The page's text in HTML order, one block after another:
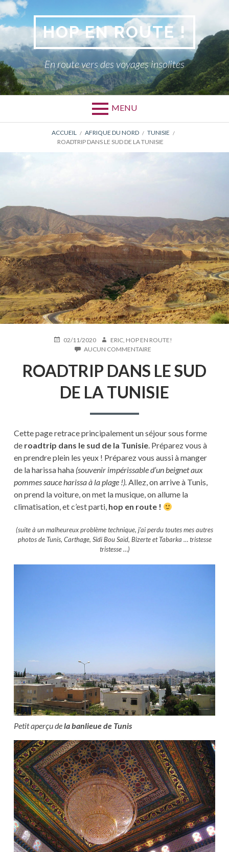
Aller
au
contenu
HOP EN ROUTE !
En route vers des voyages insolites
MENU
D'ARIANE
ACCUEIL AFRIQUE DU NORD
TUNISIE
ROADTRIP DANS LE SUD DE LA TUNISIE
PUBLIÉ02/11/2020 AUTEUR
ERIC, HOP EN ROUTE!
AUCUN COMMENTAIRE
DANS
LE
SUD
DE
ROADTRIP DANS LE SUD
DE LA TUNISIE
Cette page retrace principalement un séjour sous forme
deroadtrip dans le sud de la Tunisie. Préparez vous à
en prendre plein les yeux ! Préparez vous aussi à manger
de la harissa haha (souvenir impérissable d’un beignet aux
pommes sauce harissa à la plage !).Allez, on arrive à Tunis,
on prend la voiture, on met la musique, on allume la
climatisation, et c’est parti, hop en route !
(suite à un malheureux problème technique, j’ai perdu toutes mes autres
photos de Tunis, Carthage, Sidi Bou Saïd, Bizerte et Tabarka … tristesse
tristesse …)
Petit aperçu dela banlieue de Tunis